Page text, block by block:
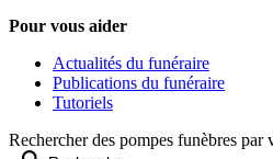
Pour vous aider
Actualités du funéraire
Publications du funéraire
Tutoriels
Rechercher des pompes funèbres par